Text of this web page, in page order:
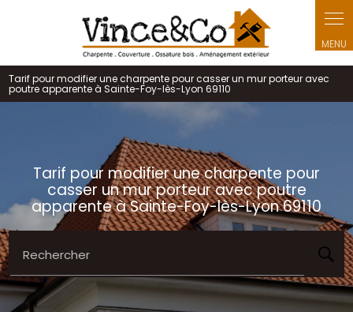
Tarif pour modifier une charpente pour casser un mur porteur avec
poutre apparente à Sainte-Foy-lès-Lyon 69110
Tarif pour modifier une charpente pour
casser un mur porteur avec poutre
apparente à Sainte-Foy-lès-Lyon 69110
Rechercher